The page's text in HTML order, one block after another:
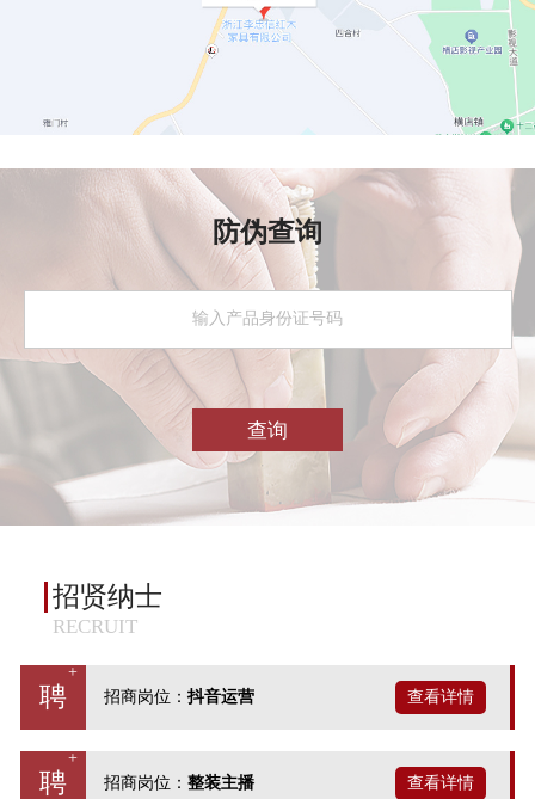
防伪查询
招贤纳士
RECRUIT
聘 招商岗位： 抖音运营
聘 招商岗位： 整装主播